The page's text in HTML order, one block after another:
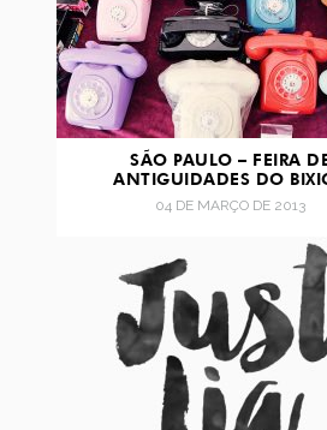
SÃO PAULO – FEIRA
ANTIGUIDADES DO
04 DE MARÇO DE 2013